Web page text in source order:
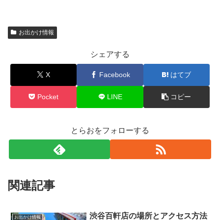
お出かけ情報
シェアする
X Facebook はてブ
Pocket LINE コピー
とらおをフォローする
関連記事
お出かけ情報 渋谷百軒店の場所とアクセス方法